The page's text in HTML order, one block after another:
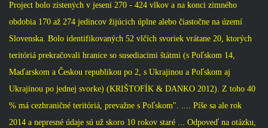
Project bolo zistených v jeseni 270 - 424 vlkov a na konci zimného
obdobia 170 až 274 jedincov žijúcich úplne alebo čiastočne na území
Slovenska. Bolo identifikovaných 52 vlčích svoriek vrátane 20, ktorých
teritóriá prekračovali hranice so susediacimi štátmi (s Poľskom 14,
Maďarskom a Českou republikou po 2, s Ukrajinou a Poľskom aj
Ukrajinou po jednej svorke) (KRIŠTOFÍK & DANKO 2012). Z toho 40
% má cezhraničné teritóriá, prevažne s Poľskom". .... Píše sa ale rok
2014 a nepresné údaje sú už skoro 10 rokov staré ... Odpoveď na otázku,